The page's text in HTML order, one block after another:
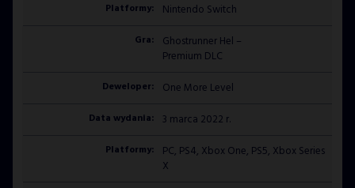
Nintendo Switch
Ghostrunner Hel –
Premium DLC
One More Level
3 marca 2022 r.
PC, PS4, Xbox One, PS5, Xbox Series
X